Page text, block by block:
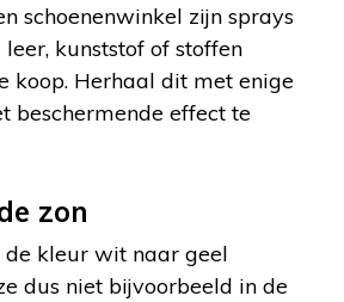
schoenenwinkel zijn sprays
kunststof of stoffen
koop. Herhaal dit met enige
beschermende effect te
zon
de kleur wit naar geel
dus niet bijvoorbeeld in de